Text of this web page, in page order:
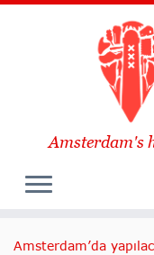
Amsterdam's
Amsterdam’da